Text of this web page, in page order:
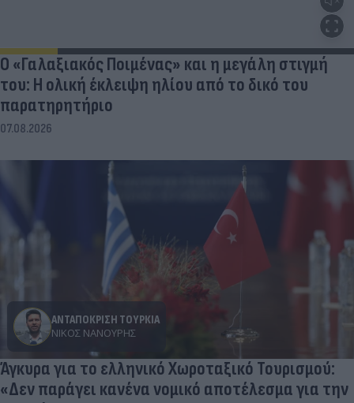
Ο «Γαλαξιακός Ποιμένας» και η μεγάλη στιγμή
του: Η ολική έκλειψη ηλίου από το δικό του
παρατηρητήριο
07.08.2026
ΑΝΤΑΠΟΚΡΙΣΗ ΤΟΥΡΚΙΑ
ΝΊΚΟΣ ΝΑΝΟΎΡΗΣ
Άγκυρα για το ελληνικό Χωροταξικό Τουρισμού:
«Δεν παράγει κανένα νομικό αποτέλεσμα για την